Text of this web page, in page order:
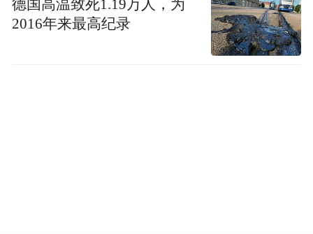
德国高温致死1.19万人，为
2016年来最高纪录